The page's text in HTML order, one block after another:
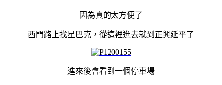
因為真的太方便了
西門路上找星巴克，從這裡進去就到正興延平了
進來後會看到一個停車場